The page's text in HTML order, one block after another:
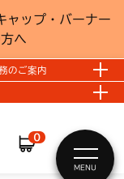
ャップ・バーナー
へ
のご案内
0
MENU